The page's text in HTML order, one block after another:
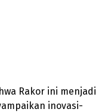
Rakor ini menjadi
inovasi-